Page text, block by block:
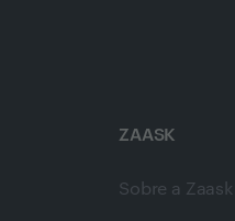
ZAASK
Sobre a Zaask